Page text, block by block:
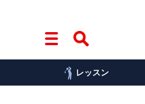
レッスン